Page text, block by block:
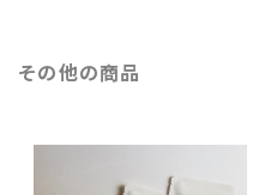
その他の商品